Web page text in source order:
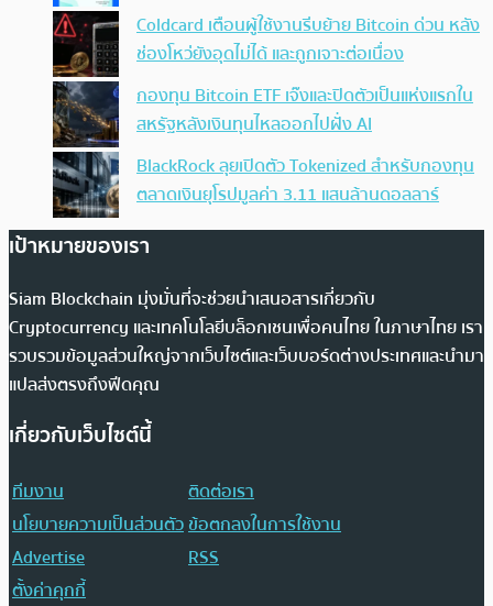
Coldcard เตือนผู้ใช้งานรีบย้าย Bitcoin ด่วน หลัง
ช่องโหว่ยังอุดไม่ได้ และถูกเจาะต่อเนื่อง
กองทุน Bitcoin ETF เจ๊งและปิดตัวเป็นแห่งแรกใน
สหรัฐหลังเงินทุนไหลออกไปฝั่ง AI
BlackRock ลุยเปิดตัว Tokenized สำหรับกองทุน
ตลาดเงินยุโรปมูลค่า 3.11 แสนล้านดอลลาร์
เป้าหมายของเรา
Siam Blockchain มุ่งมั่นที่จะช่วยนำเสนอสารเกี่ยวกับ
Cryptocurrency และเทคโนโลยีบล็อกเชนเพื่อคนไทย ในภาษาไทย เรา
รวบรวมข้อมูลส่วนใหญ่จากเว็บไซต์และเว็บบอร์ดต่างประเทศและนำมา
แปลส่งตรงถึงฟีดคุณ
เกี่ยวกับเว็บไซต์นี้
ทีมงาน
ติดต่อเรา
นโยบายความเป็นส่วนตัวข้อตกลงในการใช้งาน
Advertise
RSS
ตั้งค่าคุกกี้